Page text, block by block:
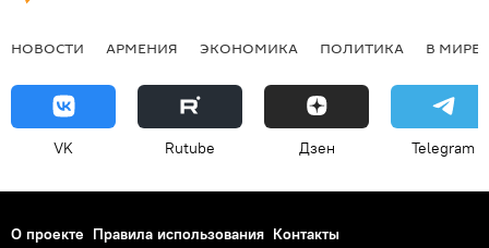
НОВОСТИ АРМЕНИЯ ЭКОНОМИКА ПОЛИТИКА В МИРЕ
VK Rutube Дзен Telegram
О проекте Правила использования Контакты